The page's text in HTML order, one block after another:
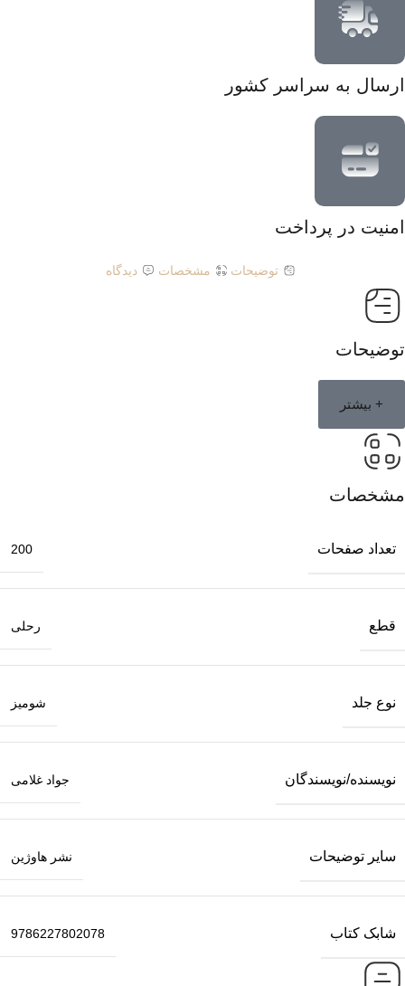
ارسال به سراسر کشور
امنیت در پرداخت
توضیحات مشخصات دیدگاه
توضیحات
+ بیشتر
مشخصات
تعداد صفحات 200
قطع رحلی
نوع جلد شومیز
نویسنده/نویسندگان جواد غلامی
سایر توضیحات نشر هاوژین
شابک کتاب 9786227802078